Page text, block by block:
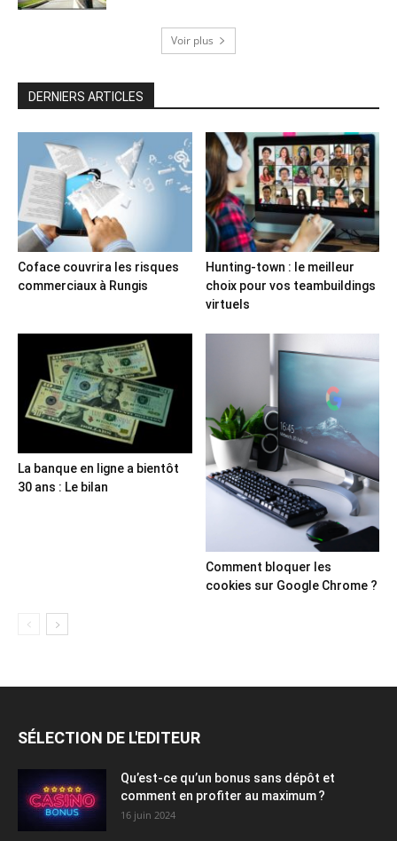
Voir plus
DERNIERS ARTICLES
Coface couvrira les risques
commerciaux à Rungis
Hunting-town : le meilleur
choix pour vos teambuildings
virtuels
La banque en ligne a bientôt
30 ans : Le bilan
Comment bloquer les
cookies sur Google Chrome ?
SÉLECTION DE L'EDITEUR
Qu’est-ce qu’un bonus sans dépôt et
comment en profiter au maximum ?
16 juin 2024